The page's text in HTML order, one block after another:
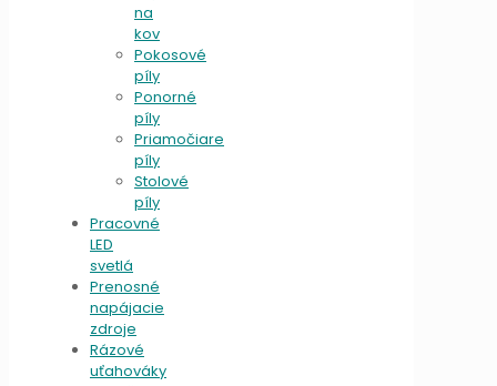
na
kov
Pokosové
píly
Ponorné
píly
Priamočiare
píly
Stolové
píly
Pracovné
LED
svetlá
Prenosné
napájacie
zdroje
Rázové
uťahováky